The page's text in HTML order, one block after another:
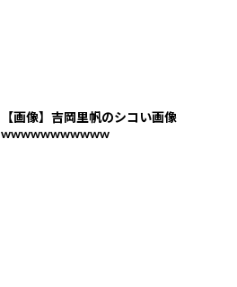
【画像】吉岡里帆のシコい画像
wwwwwwwwwww